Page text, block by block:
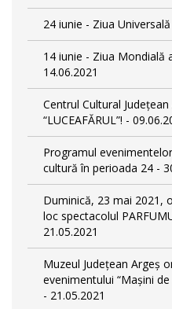
24 iunie - Ziua
14 iunie - Ziua Mondială
14.06.2021
Centrul Cultural
“LUCEAFĂRUL”! -
Programul
cultură în perioada 24 -
Duminică, 23 mai 2021,
loc spectacolul
21.05.2021
Muzeul Județean Argeș
evenimentului “Mașini
- 21.05.2021